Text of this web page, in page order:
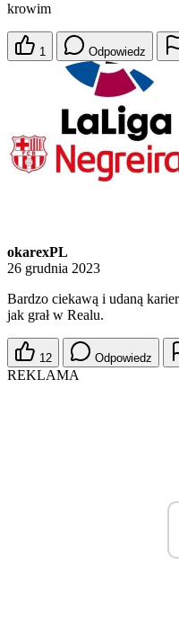
krowim
1 Odpowiedz
okarexPL
26 grudnia 2023
Bardzo ciekawą i udaną
jak grał w Realu.
12 Odpowiedz
REKLAMA